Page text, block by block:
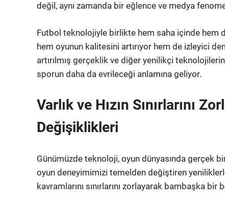
değil, aynı zamanda bir eğlence ve medya
Futbol teknolojiyle birlikte hem saha içinde hem
hem oyunun kalitesini artırıyor hem de izleyici
artırılmış gerçeklik ve diğer yenilikçi
sporun daha da evrileceği anlamına geliyor.
Varlık ve Hızın Sınırlarını
Değişiklikleri
Günümüzde teknoloji, oyun dünyasında gerçek
oyun deneyimimizi temelden değiştiren yeniliklerle
kavramlarını sınırlarını zorlayarak bambaşka bir